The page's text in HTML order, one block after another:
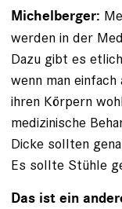
Michelberger:
werden in der
Dazu gibt es
wenn man
ihren Körpern
medizinische
Dicke sollten
Es sollte Stühle
Das ist ein